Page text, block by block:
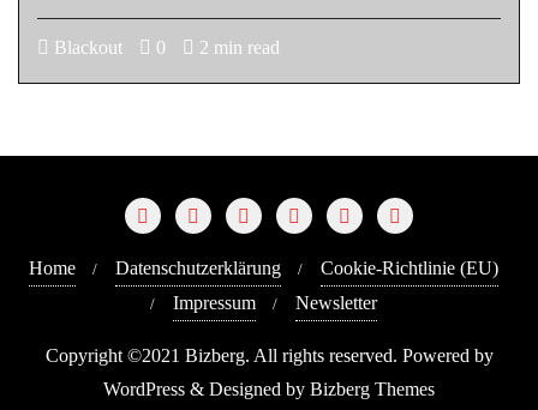
Blackout 0 2 min read
Home Datenschutzerklärung
Cookie-Richtlinie (EU)
Impressum
Newsletter
Copyright ©2021 Bizberg. All rights reserved. Powered by
WordPress & Designed by Bizberg Themes